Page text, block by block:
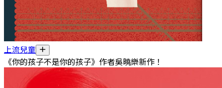
上流兒童
《你的孩子不是你的孩子》作者吳曉樂新作！